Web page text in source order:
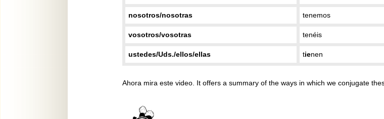
nosotros/nosotras tenemos
vosotros/vosotras tenéis
ustedes/Uds./ellos/ellas tienen
Ahora mira este video. It offers a summary of the ways in which we conjugate